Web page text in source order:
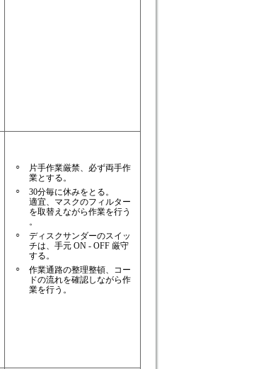
○
片手作業厳禁、必ず両手作
業とする。
○
30分毎に休みをとる。
適宜、マスクのフィルター
を取替えながら作業を行う
。
○
ディスクサンダーのスイッ
チは、手元 ON - OFF 厳守
する。
○
作業通路の整理整頓、コー
ドの流れを確認しながら作
業を行う。